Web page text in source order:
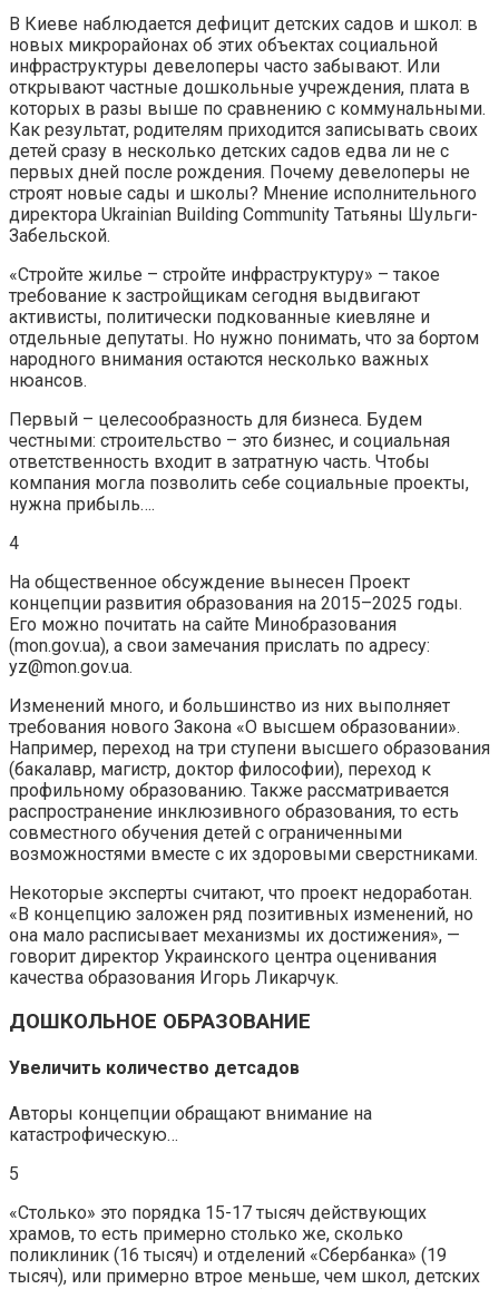
В Киеве наблюдается дефицит детских садов и школ: в
новых микрорайонах об этих объектах социальной
инфраструктуры девелоперы часто забывают. Или
открывают частные дошкольные учреждения, плата в
которых в разы выше по сравнению с коммунальными.
Как результат, родителям приходится записывать своих
детей сразу в несколько детских садов едва ли не с
первых дней после рождения. Почему девелоперы не
строят новые сады и школы? Мнение исполнительного
директора Ukrainian Building Community Татьяны Шульги-
Забельской.
«Стройте жилье – стройте инфраструктуру» – такое
требование к застройщикам сегодня выдвигают
активисты, политически подкованные киевляне и
отдельные депутаты. Но нужно понимать, что за бортом
народного внимания остаются несколько важных
нюансов.
Первый – целесообразность для бизнеса. Будем
честными: строительство – это бизнес, и социальная
ответственность входит в затратную часть. Чтобы
компания могла позволить себе социальные проекты,
нужна прибыль….
4
На общественное обсуждение вынесен Проект
концепции развития образования на 2015–2025 годы.
Его можно почитать на сайте Минобразования
(mon.gov.ua), а свои замечания прислать по адресу:
yz@mon.gov.ua.
Изменений много, и большинство из них выполняет
требования нового Закона «О высшем образовании».
Например, переход на три ступени высшего образования
(бакалавр, магистр, доктор философии), переход к
профильному образованию. Также рассматривается
распространение инклюзивного образования, то есть
совместного обучения детей с ограниченными
возможностями вместе с их здоровыми сверстниками.
Некоторые эксперты считают, что проект недоработан.
«В концепцию заложен ряд позитивных изменений, но
она мало расписывает механизмы их достижения», —
говорит директор Украинского центра оценивания
качества образования Игорь Ликарчук.
ДОШКОЛЬНОЕ ОБРАЗОВАНИЕ
Увеличить количество детсадов
Авторы концепции обращают внимание на
катастрофическую…
5
«Столько» это порядка 15-17 тысяч действующих
храмов, то есть примерно столько же, сколько
поликлиник (16 тысяч) и отделений «Сбербанка» (19
тысяч), или примерно втрое меньше, чем школ, детских